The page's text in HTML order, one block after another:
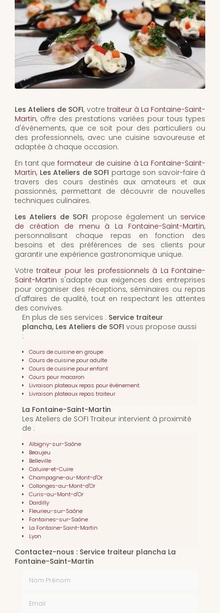
Les Ateliers de SOFI, votre traiteur à La Fontaine-Saint-
Martin, offre des prestations variées pour tous types
d'événements, que ce soit pour des particuliers ou
des professionnels, avec une cuisine savoureuse et
adaptée à chaque occasion.
En tant que formateur de cuisine à La Fontaine-Saint-
Martin, Les Ateliers de SOFI partage son savoir-faire à
travers des cours destinés aux amateurs et aux
passionnés, permettant de découvrir de nouvelles
techniques culinaires.
Les Ateliers de SOFI propose également un service
de création de menu à La Fontaine-Saint-Martin,
personnalisant chaque repas en fonction des
besoins et des préférences de ses clients pour
garantir une expérience gastronomique unique.
Votretraiteur pour les professionnels à La Fontaine-
Saint-Martin s'adapte aux exigences des entreprises
pour organiser des réceptions, séminaires ou repas
d'affaires de qualité, tout en respectant les attentes
des convives.
En plus de ses services : Service traiteur
plancha, Les Ateliers de SOFI vous propose aussi
:
Cours de cuisine en groupe
Cours de cuisine pour adulte
Cours de cuisine pour enfant
Cours pour macaron
Livraison plateaux repas pour événement
Livraison plateaux repas traiteur
La Fontaine-Saint-Martin
Les Ateliers de SOFI Traiteur intervient à proximité
de :
Albigny-sur-Saône
Beaujeu
Belleville
Caluire-et-Cuire
Champagne-au-Mont-d'Or
Collonges-au-Mont-d'Or
Curis-au-Mont-d'Or
Dardilly
Fleurieu-sur-Saône
Fontaines-sur-Saône
La Fontaine-Saint-Martin
Lyon
Contactez-nous : Service traiteur plancha La
Fontaine-Saint-Martin